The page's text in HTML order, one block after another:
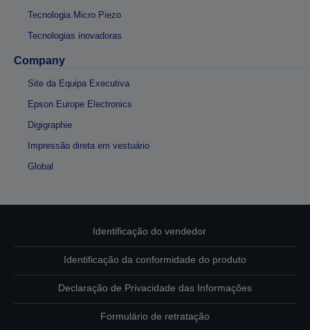
Tecnologia Micro Piezo
Tecnologias inovadoras
Company
Site da Equipa Executiva
Epson Europe Electronics
Digigraphie
Impressão direta em vestuário
Global
Identificação do vendedor
Identificação da conformidade do produto
Declaração de Privacidade das Informações
Formulário de retratação